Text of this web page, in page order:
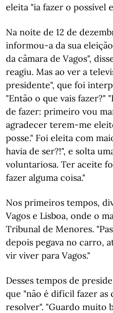
eleita "ia fazer o possível
Na noite de 12 de
informou-a da sua
da câmara de Vagos",
reagiu. Mas ao ver a
presidente", que foi
"Então o que vais fazer?"
de fazer: primeiro vou
agradecer terem-me
posse." Foi eleita com
havia de ser?!", e solta
voluntariosa. Ter aceite
fazer alguma coisa."
Nos primeiros tempos,
Vagos e Lisboa, onde o
Tribunal de Menores.
depois pegava no carro,
vir viver para Vagos."
Desses tempos de
que "não é difícil fazer as
resolver". "Guardo muito